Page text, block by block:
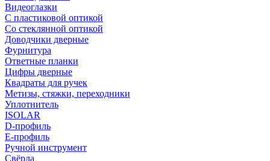
Видеоглазки
С пластиковой оптикой
Со стеклянной оптикой
Доводчики дверные
Фурнитура
Ответные планки
Цифры дверные
Квадраты для ручек
Метизы, стяжки, переходники
Уплотнитель
ISOLAR
D-профиль
Е-профиль
Ручной инструмент
Свёрла